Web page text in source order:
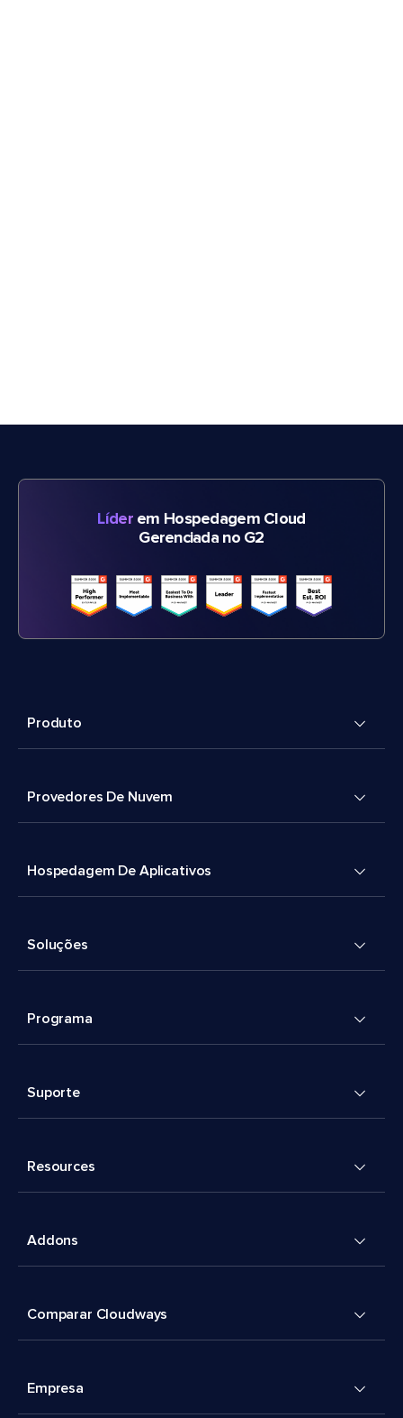
Líderem Hospedagem Cloud
Gerenciada no G2
Produto
Provedores De Nuvem
Hospedagem De Aplicativos
Soluções
Programa
Suporte
Resources
Addons
Comparar Cloudways
Empresa